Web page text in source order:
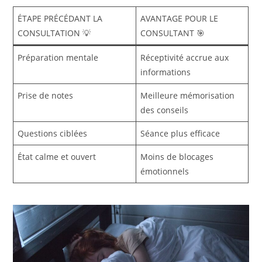
ÉTAPE PRÉCÉDANT LA
CONSULTATION 💡
AVANTAGE POUR LE
CONSULTANT 🎯
Préparation mentale
Réceptivité accrue aux
informations
Prise de notes
Meilleure mémorisation
des conseils
Questions ciblées Séance plus efficace
État calme et ouvert
Moins de blocages
émotionnels